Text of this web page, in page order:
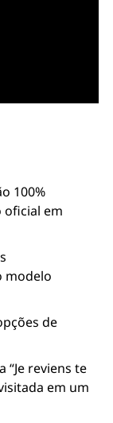
100%
oficial em
modelo
de
“Je reviens te
em um